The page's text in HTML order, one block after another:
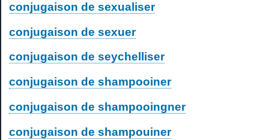
conjugaison de sexualiser
conjugaison de sexuer
conjugaison de seychelliser
conjugaison de shampooiner
conjugaison de shampooingner
conjugaison de shampouiner